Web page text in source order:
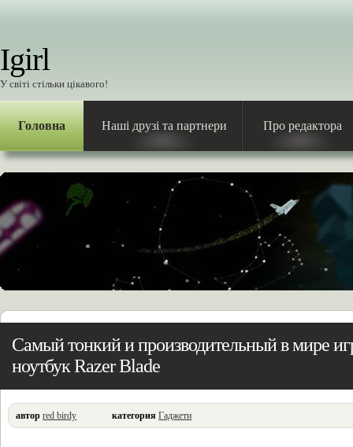
Igirl
У світі стільки цікавого!
Головна Наші друзі та партнери Про редактора
Самый тонкий и производительный в мире
ноутбук Razer Blade
автор red birdy категория Гаджети